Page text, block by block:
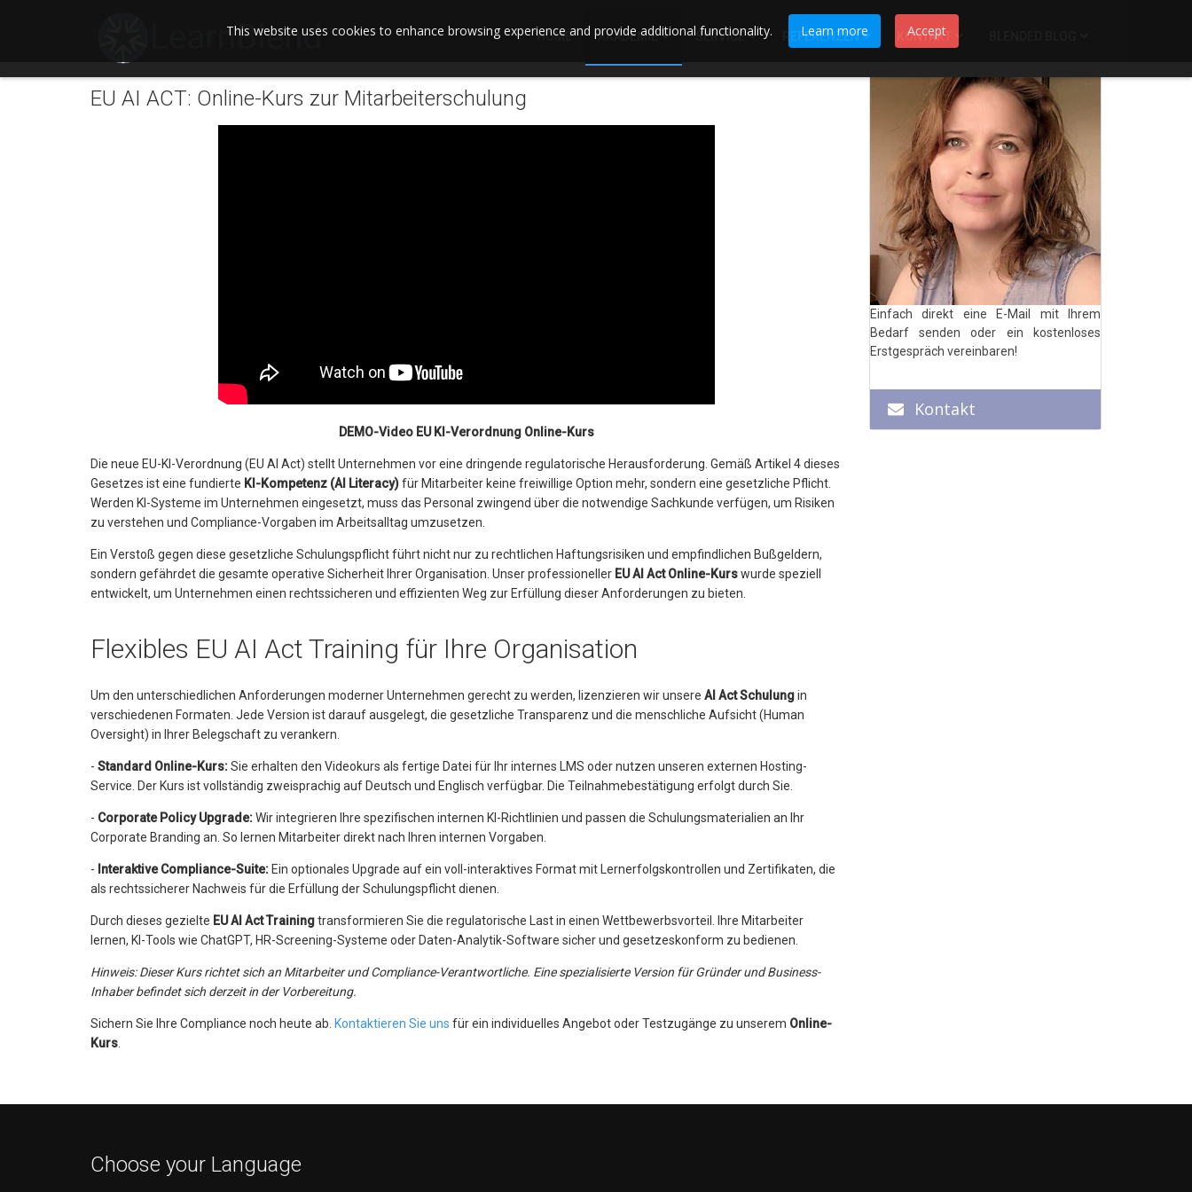
HOME AKADEMIE SERVICE REFERENZEN KONTAKT
EU AI ACT: Online-Kurs zur Mitarbeiterschulung
DEMO-Video EU KI-Verordnung Online-Kurs
Die neue EU-KI-Verordnung (EU AI Act) stellt Unternehmen vor eine dringende regulatorische Herausforderung. Gemäß Artikel 4 dieses
Gesetzes ist eine fundierte KI-Kompetenz (AI Literacy)für Mitarbeiter keine freiwillige Option mehr, sondern eine gesetzliche Pflicht.
Werden KI-Systeme im Unternehmen eingesetzt, muss das Personal zwingend über die notwendige Sachkunde verfügen, um Risiken
zu verstehen und Compliance-Vorgaben im Arbeitsalltag umzusetzen.
Ein Verstoß gegen diese gesetzliche Schulungspflicht führt nicht nur zu rechtlichen Haftungsrisiken und empfindlichen Bußgeldern,
sondern gefährdet die gesamte operative Sicherheit Ihrer Organisation. Unser professioneller EU AI Act Online-Kurswurde speziell
entwickelt, um Unternehmen einen rechtssicheren und effizienten Weg zur Erfüllung dieser Anforderungen zu bieten.
Flexibles EU AI Act Training für Ihre Organisation
Um den unterschiedlichen Anforderungen moderner Unternehmen gerecht zu werden, lizenzieren wir unsere AI Act Schulungin
verschiedenen Formaten. Jede Version ist darauf ausgelegt, die gesetzliche Transparenz und die menschliche Aufsicht (Human
Oversight) in Ihrer Belegschaft zu verankern.
- Standard Online-Kurs:Sie erhalten den Videokurs als fertige Datei für Ihr internes LMS oder nutzen unseren externen Hosting-
Service. Der Kurs ist vollständig zweisprachig auf Deutsch und Englisch verfügbar. Die Teilnahmebestätigung erfolgt durch Sie.
- Corporate Policy Upgrade:Wir integrieren Ihre spezifischen internen KI-Richtlinien und passen die Schulungsmaterialien an Ihr
Corporate Branding an. So lernen Mitarbeiter direkt nach Ihren internen Vorgaben.
- Interaktive Compliance-Suite: Ein optionales Upgrade auf ein voll-interaktives Format mit Lernerfolgskontrollen und Zertifikaten, die
als rechtssicherer Nachweis für die Erfüllung der Schulungspflicht dienen.
Durch dieses gezielte EU AI Act Trainingtransformieren Sie die regulatorische Last in einen Wettbewerbsvorteil. Ihre Mitarbeiter
lernen, KI-Tools wie ChatGPT, HR-Screening-Systeme oder Daten-Analytik-Software sicher und gesetzeskonform zu bedienen.
Hinweis: Dieser Kurs richtet sich an Mitarbeiter und Compliance-Verantwortliche. Eine spezialisierte Version für Gründer und Business-
Inhaber befindet sich derzeit in der Vorbereitung.
Sichern Sie Ihre Compliance noch heute ab. Kontaktieren Sie uns für ein individuelles Angebot oder Testzugänge zu unserem Online-
Kurs.
Einfach direkt eine E-Mail mit Ihrem
Bedarf senden oder ein kostenloses
Erstgespräch vereinbaren!
Kontakt
Choose your Language
This website uses cookies to enhance browsing experience and provide additional functionality. Learn more Accept